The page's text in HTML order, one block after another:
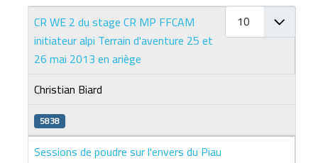
Afficher #
Articles
CR WE 2 du stage CR MP FFCAM
initiateur alpi Terrain d'aventure 25 et
26 mai 2013 en ariège
Christian Biard
5838
Sessions de poudre sur l'envers du Piau